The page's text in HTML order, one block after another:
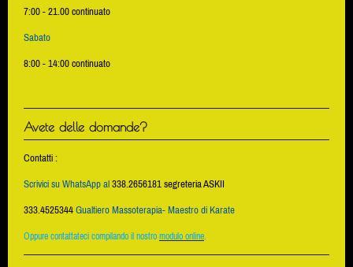
7:00 - 21.00 continuato
Sabato
8:00 - 14:00 continuato
Avete delle domande?
Contatti :
Scrivici su WhatsApp al 338.2656181 segreteria ASKII
333.4525344 Gualtiero Massoterapia- Maestro di Karate
Oppure contattateci compilando il nostro modulo online